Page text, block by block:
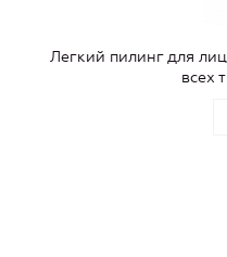
Легкий пилинг для
всех